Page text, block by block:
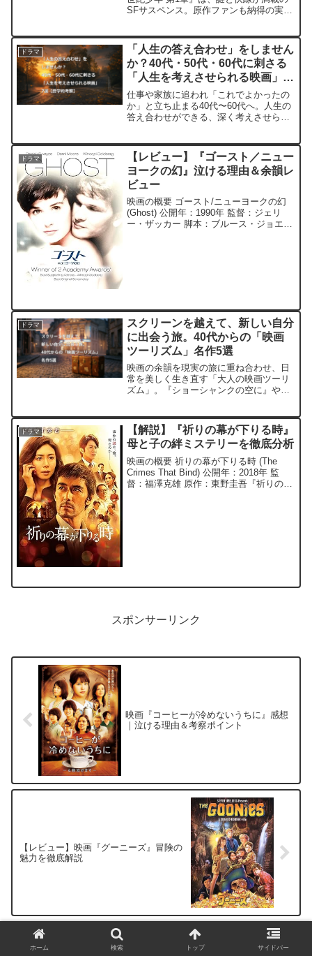
SFサスペンス。原作ファンも納得の実写
ドラマ
「人生の答え合わせ」をしません
か？40代・50代・60代に刺さる
「人生を考えさせられる映画」7
選【哲学的考察】
仕事や家族に追われ「これでよかったの
か」と立ち止まる40代〜60代へ。人生の
答え合わせができる、深く考えさせられ
的な考察をお届けします。
ドラマ
【レビュー】『ゴースト／ニュー
ヨークの幻』泣ける理由＆余韻レ
ビュー
映画の概要 ゴースト/ニューヨークの幻
(Ghost) 公開年：1990年 監督：ジェリ
ー・ザッカー 脚本：ブルース・ジョエ
ドラマ
スクリーンを越えて、新しい自分
に出会う旅。40代からの「映画
ツーリズム」名作5選
映画の余韻を現実の旅に重ね合わせ、日
常を美しく生き直す「大人の映画ツーリ
ズム」。『ショーシャンクの空に』や
じた「自己変容の旅」の魅力と上質な滞
在法を徹底解説します。
ドラマ
【解説】『祈りの幕が下りる時』
母と子の絆ミステリーを徹底分析
映画の概要 祈りの幕が下りる時 (The
Crimes That Bind) 公開年：2018年 監
督：福澤克雄 原作：東野圭吾『祈りの幕
スポンサーリンク
映画『コーヒーが冷めないうちに』感想
｜泣ける理由＆考察ポイント
【レビュー】映画『グーニーズ』冒険の
魅力を徹底解説
コメント
ホーム 検索 トップ サイドバー